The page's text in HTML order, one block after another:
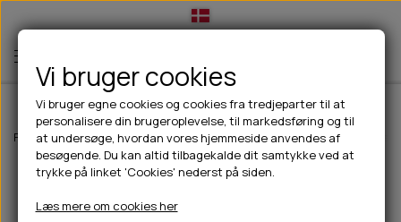
TIL HUND
💧FODER- VANDSKÅLE
TIL HUNDEEJER
DRIKKEFLASKER/TERMOFLASKER
TIL KAT
Forside Til hunde Godbidder & Snacks Bløde godbidder/snacks
Vi bruger cookies
Vi bruger egne cookies og cookies fra tredjeparter til at
personalisere din brugeroplevelse, til markedsføring og til
at undersøge, hvordan vores hjemmeside anvendes af
besøgende. Du kan altid tilbagekalde dit samtykke ved at
trykke på linket 'Cookies' nederst på siden.
Læs mere om cookies her